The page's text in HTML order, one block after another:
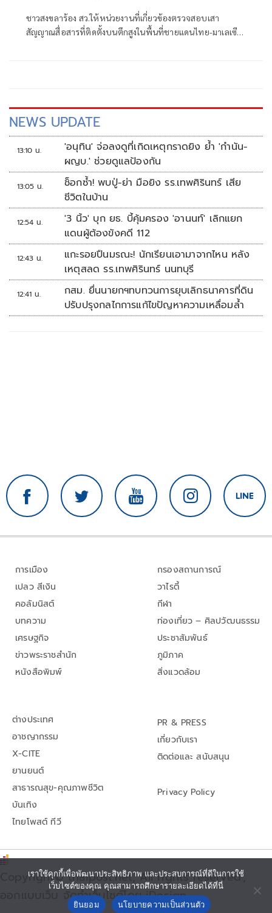
ชาวสงขลาร้อง สว.ให้หน่วยงานที่เกี่ยวข้องตรวจสอบเสา
สัญญาณสื่อสารที่ติดตั้งบนตึกสูงในพื้นที่ชายแดนไทย-มาเลเซีย
NEWS UPDATE
13:10 น.
'อนุทิน' จ่อลงดูที่เกิดเหตุกราดยิง ย้ำ 'กำนัน-
ผญบ.' ช่วยดูแลป้องกัน
13:05 น.
ช็อกซ้ำ! พบปู่-ย่า มือยิง รร.เทพศิรินทร์ เสีย
ชีวิตในบ้าน
12:54 น.
'3 นิ้ว' บุก ยธ. บี้คุ้มครอง 'อานนท์' เลิกแยก
แดนผู้ต้องขังคดี 112
12:43 น.
แกะรอยปืนมรณะ! นักเรียนเอามาจากไหน หลัง
เหตุสลด รร.เทพศิรินทร์ นนทบุรี
12:41 น.
กสม. ยื่นนายกฯทบทวนการยุบเลิกธนาคารที่ดิน
ปรับปรุงกลไกการแก้ไขปัญหาความเหลื่อมล้ำ
การเมือง
เปลว สีเงิน
คอลัมนิสต์
บทความ
เศรษฐกิจ
ข่าวพระราชสำนัก
หนังสือพิมพ์
กรองสถานการณ์
วาไรตี้
กีฬา
ท่องเที่ยว – ศิลปวัฒนธรรม
ประชาสัมพันธ์
ภูมิภาค
สิ่งแวดล้อม
ต่างประเทศ
อาชญากรรม
X-CITE
ยานยนต์
สาธารณสุข-คุณภาพชีวิต
บันเทิง
ไทยโพสต์ ทีวี
PR & PRESS
เกี่ยวกับเรา
ติดต่อและ สนับสนุน
Privacy Policy
Copyright© thaipost.net, All rights reserved.,
ออกแบบเว็บ จัดทำเว็บไซต์โดย iDesign
เราใช้คุกกี้เพื่อพัฒนาประสิทธิภาพ และประสบการณ์ที่ดีในการใช้
เว็บไซต์ของคุณ คุณสามารถศึกษารายละเอียดได้ที่นี่
ยินยอม
นโยบายความเป็นส่วนตัว